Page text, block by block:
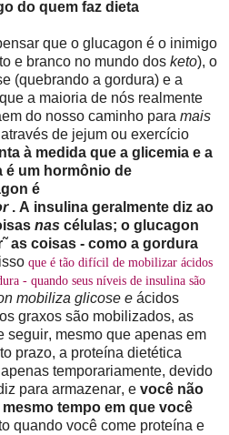
do quem faz dieta
que o glucagon é o inimigo
e branco no mundo dos keto), o
(quebrando a gordura) e a
a maioria de nós realmente
do nosso caminho para mais
de jejum ou exercício
à medida que a glicemia e a
é um hormônio de
é
. A insulina geralmente diz ao
nas células; o glucagon
as coisas - como a gordura
que é tão difícil de mobilizar ácidos
- quando seus níveis de insulina são
mobiliza glicose e ácidos
graxos são mobilizados, as
seguir, mesmo que apenas em
prazo, a proteína dietética
temporariamente, devido
para armazenar, e você não
tempo em que você
quando você come proteína e